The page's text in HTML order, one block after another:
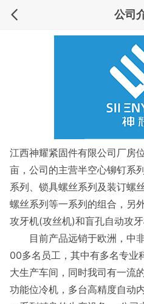
公司
江西神耀紧固件有限公司厂房
亩，公司的主营半空心铆钉系
系列、锁具螺丝系列及装订螺
螺丝系列等一系列的组合，另
攻牙机(攻丝机)和盲孔自动攻牙
目前产品远销于欧洲，中非
00多名员工，其中有多名专业
大生产车间，同时我司有一流
功能位冷机，多台高精度自动